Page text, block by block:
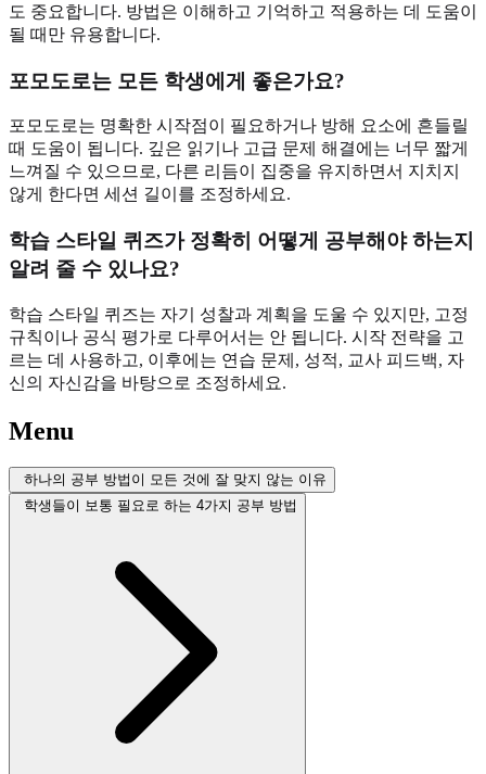
도 중요합니다. 방법은 이해하고 기억하고 적용하는 데 도움이
될 때만 유용합니다.
포모도로는 모든 학생에게 좋은가요?
포모도로는 명확한 시작점이 필요하거나 방해 요소에 흔들릴
때 도움이 됩니다. 깊은 읽기나 고급 문제 해결에는 너무 짧게
느껴질 수 있으므로, 다른 리듬이 집중을 유지하면서 지치지
않게 한다면 세션 길이를 조정하세요.
학습 스타일 퀴즈가 정확히 어떻게 공부해야 하는지
알려 줄 수 있나요?
학습 스타일 퀴즈는 자기 성찰과 계획을 도울 수 있지만, 고정
규칙이나 공식 평가로 다루어서는 안 됩니다. 시작 전략을 고
르는 데 사용하고, 이후에는 연습 문제, 성적, 교사 피드백, 자
신의 자신감을 바탕으로 조정하세요.
Menu
하나의 공부 방법이 모든 것에 잘 맞지 않는 이유
학생들이 보통 필요로 하는 4가지 공부 방법